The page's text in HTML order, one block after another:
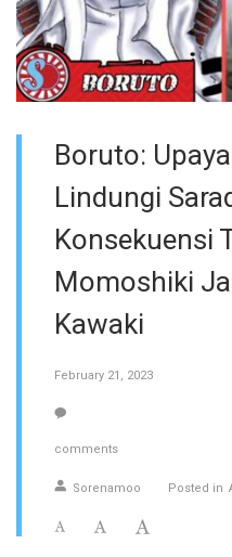
Boruto:
Lindungi
Konsekuensi
Momoshiki
Kawaki
February 21, 2023
comments
Sorenamoo Posted in